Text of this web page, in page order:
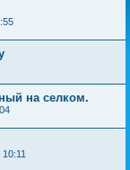
на селком.